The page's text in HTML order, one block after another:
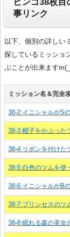
ビンゴ38枚
事リンク
以下、個別の詳しい
探しているミッショ
ぶことが出来ます
ミッション名＆完全
38-2:イニシャルがS
38-3:帽子をかぶった
38-4:リボンを付けた
38-5:白色のツムを使
38-6:イニシャルがB
38-7:プリンセスのツ
38-8:眠れる森の美女